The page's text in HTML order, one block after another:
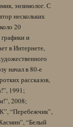
энзимолог. С
нескольких
20
и
в Интернете,
начал в 80-е
рассказов,
1991;
2008;
“Перебежчик”,
“Белый